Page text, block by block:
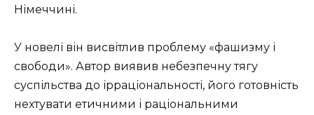
Німеччині.
У новелі він висвітлив проблему «фашизму і
свободи». Автор виявив небезпечну тягу
суспільства до ірраціональності, його готовність
нехтувати етичними і раціональними